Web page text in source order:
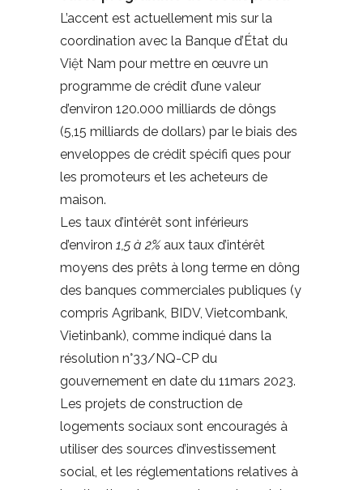
L’accent est actuellement mis sur la
coordination avec la Banque d’État du
Việt Nam pour mettre en œuvre un
programme de crédit d’une valeur
d’environ 120.000 milliards de dôngs
(5,15 milliards de dollars) par le biais des
enveloppes de crédit spécifi ques pour
les promoteurs et les acheteurs de
maison.
Les taux d’intérêt sont inférieurs
d’environ 1,5 à 2% aux taux d’intérêt
moyens des prêts à long terme en dông
des banques commerciales publiques (y
compris Agribank, BIDV, Vietcombank,
Vietinbank), comme indiqué dans la
résolution n°33/NQ-CP du
gouvernement en date du 11mars 2023.
Les projets de construction de
logements sociaux sont encouragés à
utiliser des sources d’investissement
social, et les réglementations relatives à